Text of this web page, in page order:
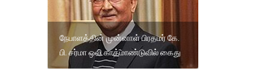
நேபாளத்தின் முன்னாள் பிரதமர் கே.
பி. சர்மா ஒலி காத்மாண்டுவில் கைது